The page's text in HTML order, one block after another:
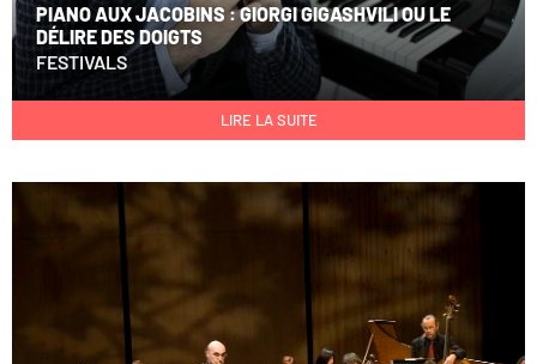
PIANO AUX JACOBINS : GIORGI GIGASHVILI OU LE
DÉLIRE DES DOIGTS
FESTIVALS
LIRE LA SUITE